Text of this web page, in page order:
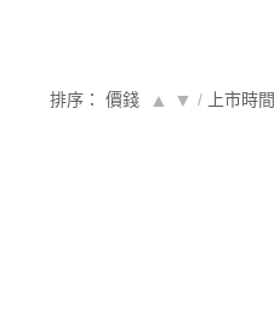
排序： 價錢 ▲ ▼ / 上市時間